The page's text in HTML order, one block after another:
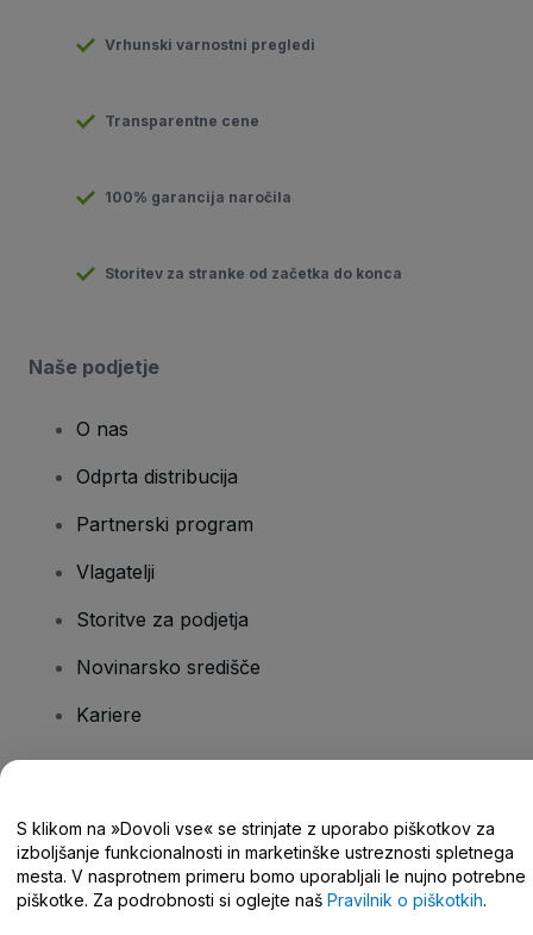
Vrhunski varnostni pregledi
Transparentne cene
100% garancija naročila
Storitev za stranke od začetka do konca
Naše podjetje
O nas
Odprta distribucija
Partnerski program
Vlagatelji
Storitve za podjetja
Novinarsko središče
Kariere
Središče za pomoč/stik z nami
S klikom na »Dovoli vse« se strinjate z uporabo piškotkov za
izboljšanje funkcionalnosti in marketinške ustreznosti spletnega
mesta. V nasprotnem primeru bomo uporabljali le nujno potrebne
piškotke. Za podrobnosti si oglejte naš Pravilnik o piškotkih.